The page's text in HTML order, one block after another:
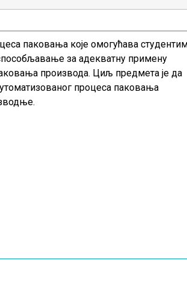
паковања које омогућава
за адекватну примену
производа. Циљ предмета је да
процеса паковања